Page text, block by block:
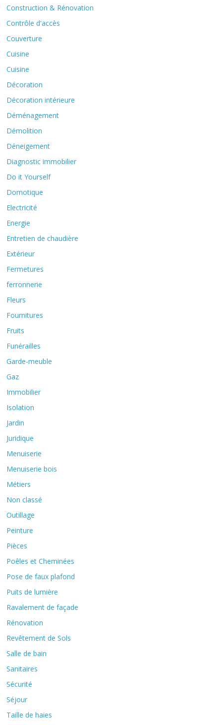
Construction & Rénovation
Contrôle d'accès
Couverture
Cuisine
Cuisine
Décoration
Décoration intérieure
Déménagement
Démolition
Déneigement
Diagnostic immobilier
Do it Yourself
Domotique
Electricité
Energie
Entretien de chaudière
Extérieur
Fermetures
ferronnerie
Fleurs
Fournitures
Fruits
Funérailles
Garde-meuble
Gaz
Immobilier
Isolation
Jardin
Juridique
Menuiserie
Menuiserie bois
Métiers
Non classé
Outillage
Peinture
Pièces
Poêles et Cheminées
Pose de faux plafond
Puits de lumière
Ravalement de façade
Rénovation
Revêtement de Sols
Salle de bain
Sanitaires
Sécurité
Séjour
Taille de haies